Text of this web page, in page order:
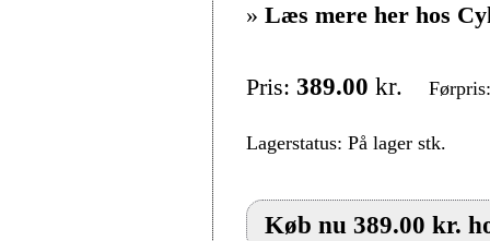
» Læs mere her hos
Pris: 389.00 kr.
Lagerstatus: På lager stk.
Køb nu 389.00 kr.